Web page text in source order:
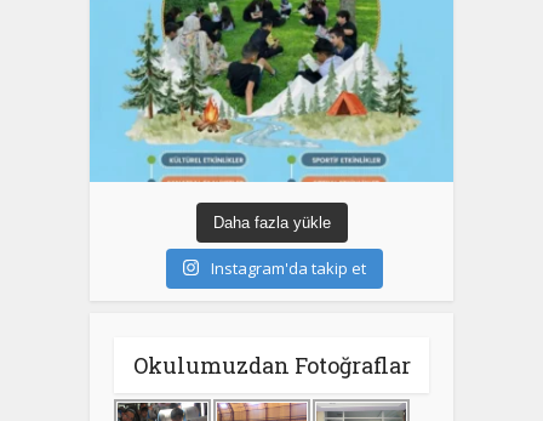
Daha fazla yükle
Instagram'da takip et
Okulumuzdan Fotoğraflar